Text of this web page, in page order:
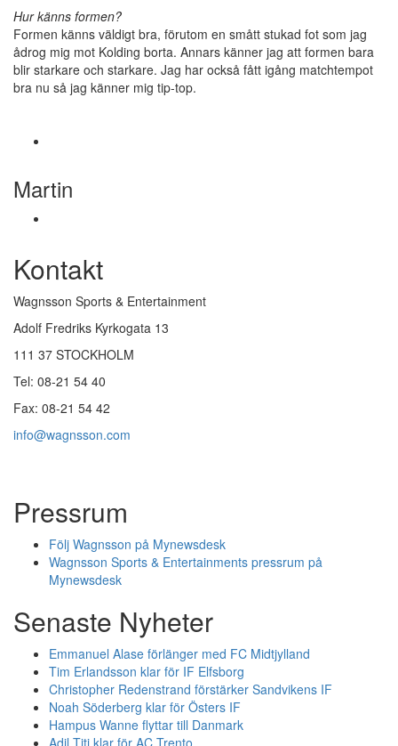
Hur känns formen?
Formen känns väldigt bra, förutom en smått stukad fot som jag
ådrog mig mot Kolding borta. Annars känner jag att formen bara
blir starkare och starkare. Jag har också fått igång matchtempot
bra nu så jag känner mig tip-top.
Martin
Kontakt
Wagnsson Sports & Entertainment
Adolf Fredriks Kyrkogata 13
111 37 STOCKHOLM
Tel: 08-21 54 40
Fax: 08-21 54 42
info@wagnsson.com
Pressrum
Följ Wagnsson på Mynewsdesk
Wagnsson Sports & Entertainments pressrum på
Mynewsdesk
Senaste Nyheter
Emmanuel Alase förlänger med FC Midtjylland
Tim Erlandsson klar för IF Elfsborg
Christopher Redenstrand förstärker Sandvikens IF
Noah Söderberg klar för Östers IF
Hampus Wanne flyttar till Danmark